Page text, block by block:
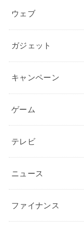
ウェブ
ガジェット
キャンペーン
ゲーム
テレビ
ニュース
ファイナンス